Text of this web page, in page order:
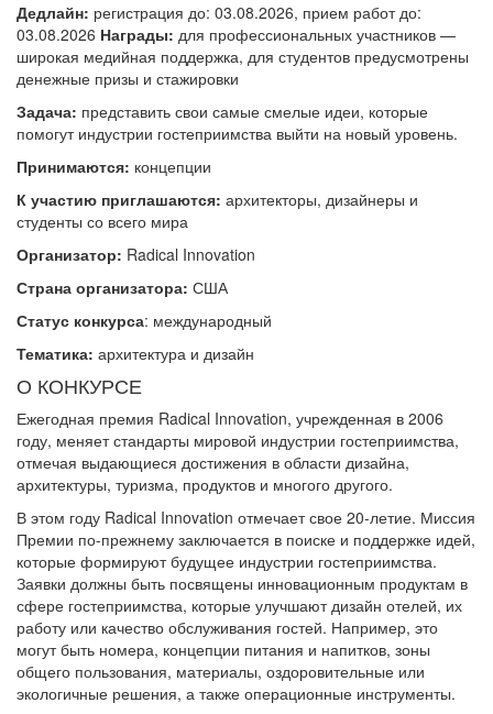
Дедлайн: регистрация до: 03.08.2026, прием работ до:
03.08.2026 Награды: для профессиональных участников —
широкая медийная поддержка, для студентов предусмотрены
денежные призы и стажировки
Задача: представить свои самые смелые идеи, которые
помогут индустрии гостеприимства выйти на новый уровень.
Принимаются: концепции
К участию приглашаются: архитекторы, дизайнеры и
студенты со всего мира
Организатор: Radical Innovation
Страна организатора: США
Статус конкурса: международный
Тематика: архитектура и дизайн
О КОНКУРСЕ
Ежегодная премия Radical Innovation, учрежденная в 2006
году, меняет стандарты мировой индустрии гостеприимства,
отмечая выдающиеся достижения в области дизайна,
архитектуры, туризма, продуктов и многого другого.
В этом году Radical Innovation отмечает свое 20-летие. Миссия
Премии по-прежнему заключается в поиске и поддержке идей,
которые формируют будущее индустрии гостеприимства.
Заявки должны быть посвящены инновационным продуктам в
сфере гостеприимства, которые улучшают дизайн отелей, их
работу или качество обслуживания гостей. Например, это
могут быть номера, концепции питания и напитков, зоны
общего пользования, материалы, оздоровительные или
экологичные решения, а также операционные инструменты.